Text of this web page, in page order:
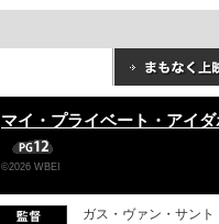
マイ・プライベート・アイ
©2026 WBEI
ガス・ヴァン・サント